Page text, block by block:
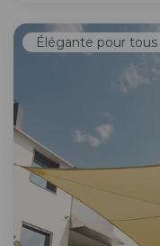
Élégante pour tous